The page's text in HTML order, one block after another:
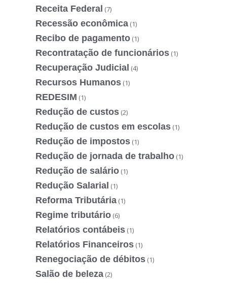
Receita Federal (7)
Recessão econômica (1)
Recibo de pagamento (1)
Recontratação de funcionários (1)
Recuperação Judicial (4)
Recursos Humanos (1)
REDESIM (1)
Redução de custos (2)
Redução de custos em escolas (1)
Redução de impostos (1)
Redução de jornada de trabalho (1)
Redução de salário (1)
Redução Salarial (1)
Reforma Tributária (1)
Regime tributário (6)
Relatórios contábeis (1)
Relatórios Financeiros (1)
Renegociação de débitos (1)
Salão de beleza (2)